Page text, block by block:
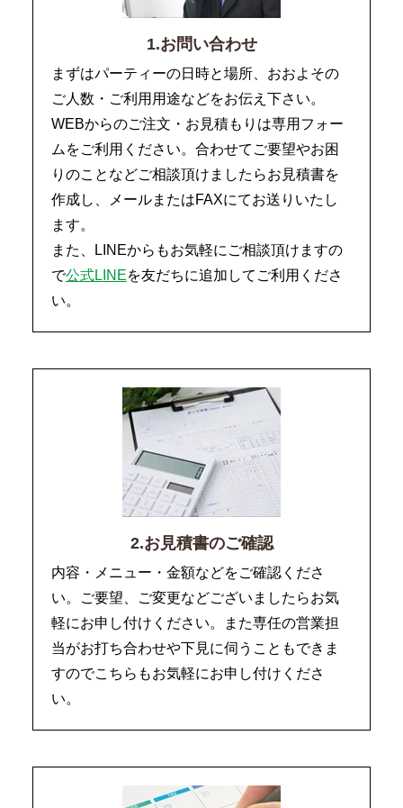
1.お問い合わせ
まずはパーティーの日時と場所、おおよその
ご人数・ご利用用途などをお伝え下さい。
WEBからのご注文・お見積もりは専用フォー
ムをご利用ください。合わせてご要望やお困
りのことなどご相談頂けましたらお見積書を
作成し、メールまたはFAXにてお送りいたし
ます。
また、LINEからもお気軽にご相談頂けますの
で公式LINEを友だちに追加してご利用くださ
い。
2.お見積書のご確認
内容・メニュー・金額などをご確認くださ
い。ご要望、ご変更などございましたらお気
軽にお申し付けください。また専任の営業担
当がお打ち合わせや下見に伺うこともできま
すのでこちらもお気軽にお申し付けくださ
い。